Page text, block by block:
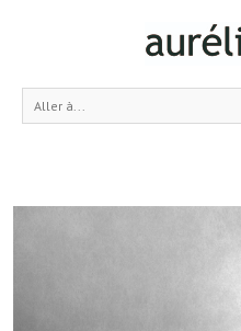
Aller à...